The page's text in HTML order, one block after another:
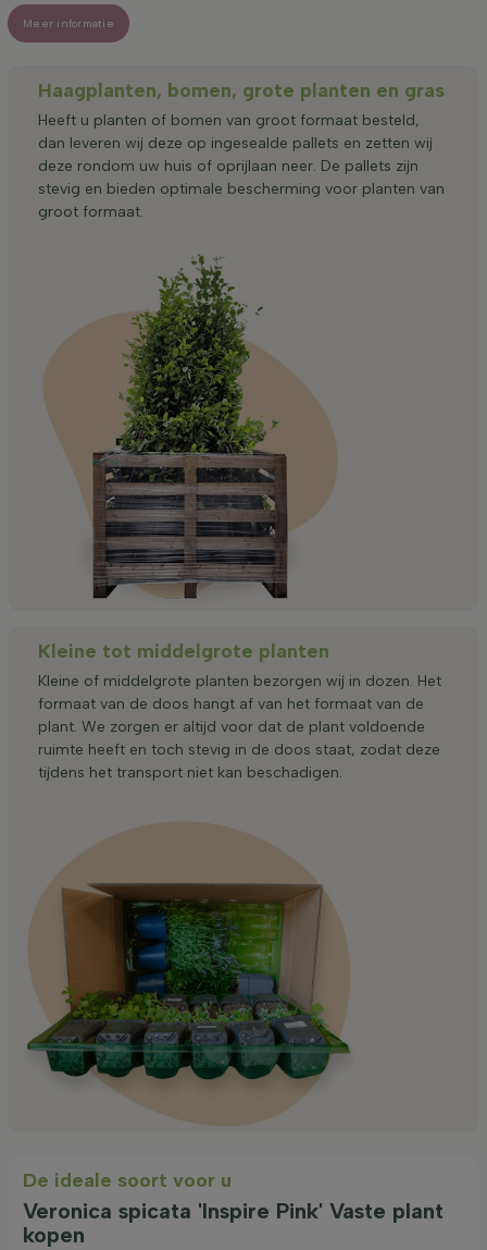
Meer informatie
Haagplanten, bomen, grote planten en gras
Heeft u planten of bomen van groot formaat besteld,
dan leveren wij deze op ingesealde pallets en zetten wij
deze rondom uw huis of oprijlaan neer. De pallets zijn
stevig en bieden optimale bescherming voor planten van
groot formaat.
Kleine tot middelgrote planten
Kleine of middelgrote planten bezorgen wij in dozen. Het
formaat van de doos hangt af van het formaat van de
plant. We zorgen er altijd voor dat de plant voldoende
ruimte heeft en toch stevig in de doos staat, zodat deze
tijdens het transport niet kan beschadigen.
De ideale soort voor u
Veronica spicata 'Inspire Pink' Vaste plant
kopen